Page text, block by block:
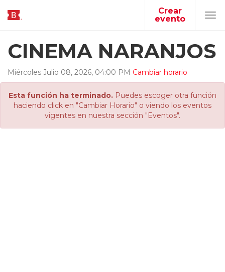
Crear
evento
CINEMA NARANJOS
Miércoles Julio 08, 2026, 04:00 PM Cambiar horario
Esta función ha terminado. Puedes escoger otra función
haciendo click en "Cambiar Horario" o viendo los eventos
vigentes en nuestra sección "Eventos".